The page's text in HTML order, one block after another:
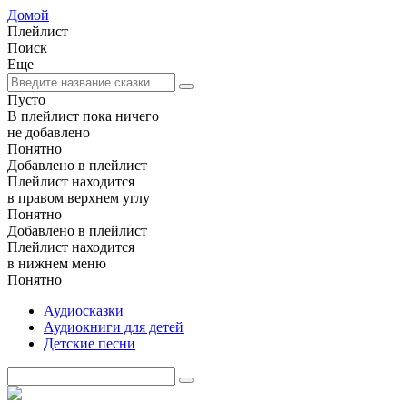
Домой
Плейлист
Поиск
Еще
Пусто
В плейлист пока ничего
не добавлено
Понятно
Добавлено в плейлист
Плейлист находится
в правом верхнем углу
Понятно
Добавлено в плейлист
Плейлист находится
в нижнем меню
Понятно
Аудиосказки
Аудиокниги для детей
Детские песни